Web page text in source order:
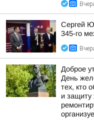
Сергей
345-го
Доброе
День
тех, кто
и защиту